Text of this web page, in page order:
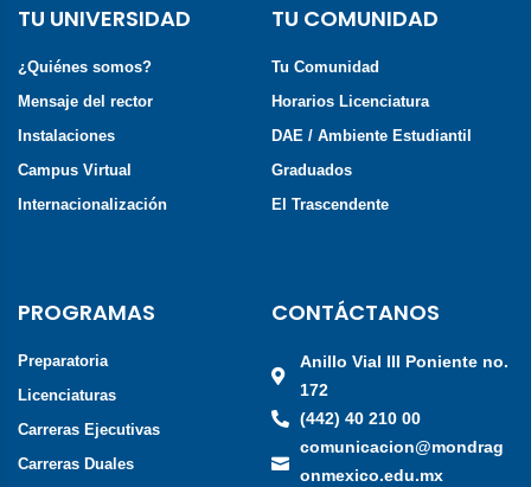
TU UNIVERSIDAD
¿Quiénes somos?
Mensaje del rector
Instalaciones
Campus Virtual
Internacionalización
TU COMUNIDAD
Tu Comunidad
Horarios Licenciatura
DAE / Ambiente Estudiantil
Graduados
El Trascendente
PROGRAMAS
Preparatoria
Licenciaturas
Carreras Ejecutivas
Carreras Duales
CONTÁCTANOS
Anillo Vial III Poniente no.
172
(442) 40 210 00
comunicacion@mondrag
onmexico.edu.mx